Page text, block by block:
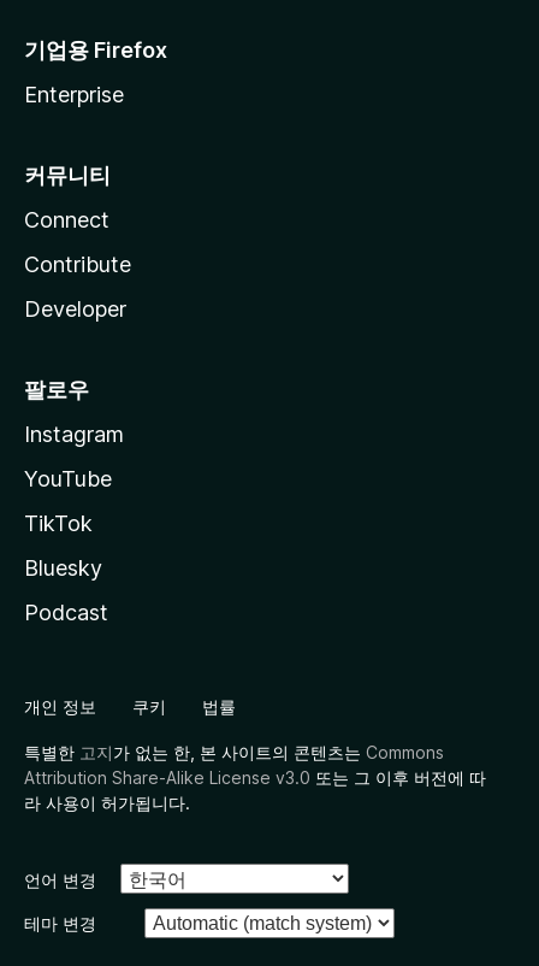
기업용 Firefox
Enterprise
커뮤니티
Connect
Contribute
Developer
팔로우
Instagram
YouTube
TikTok
Bluesky
Podcast
개인 정보 쿠키 법률
특별한 고지가 없는 한, 본 사이트의 콘텐츠는 Commons
Attribution Share-Alike License v3.0 또는 그 이후 버전에 따
라 사용이 허가됩니다.
언어 변경
테마 변경